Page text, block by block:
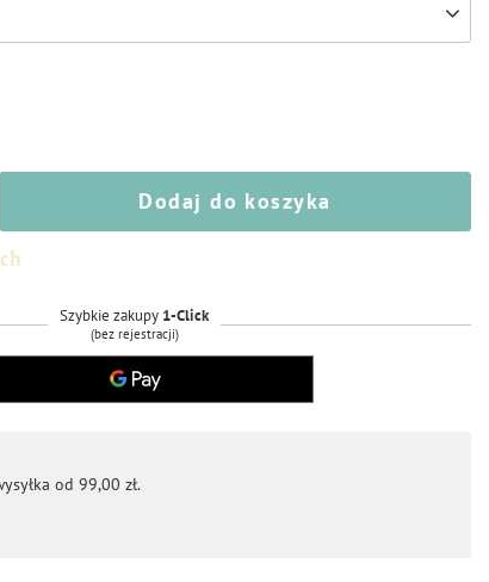
Dodaj do koszyka
Szybkie zakupy 1-Click
(bez rejestracji)
od 99,00 zł.